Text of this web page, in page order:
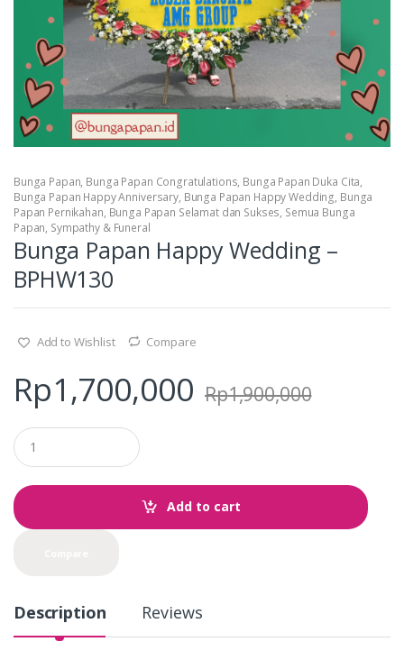
Bunga Papan, Bunga Papan Congratulations, Bunga Papan Duka Cita,
Bunga Papan Happy Anniversary, Bunga Papan Happy Wedding, Bunga
Papan Pernikahan, Bunga Papan Selamat dan Sukses, Semua Bunga
Papan, Sympathy & Funeral
Bunga Papan Happy Wedding –
BPHW130
Add to Wishlist Compare
Rp1,700,000 Rp1,900,000
Q
u
a
t
i
Add to cart
Description Reviews